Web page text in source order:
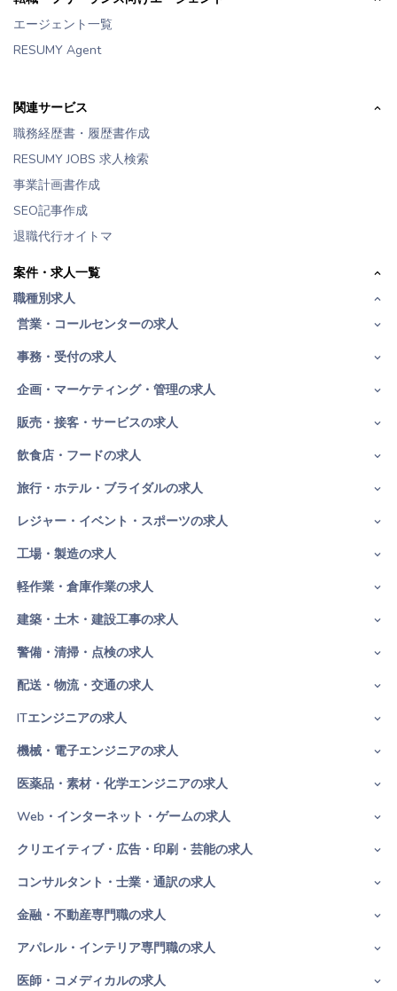
エージェント一覧
RESUMY Agent
関連サービス
職務経歴書・履歴書作成
RESUMY JOBS 求人検索
事業計画書作成
SEO記事作成
退職代行オイトマ
案件・求人一覧
職種別求人
営業・コールセンターの求人
事務・受付の求人
企画・マーケティング・管理の求人
販売・接客・サービスの求人
飲食店・フードの求人
旅行・ホテル・ブライダルの求人
レジャー・イベント・スポーツの求人
工場・製造の求人
軽作業・倉庫作業の求人
建築・土木・建設工事の求人
警備・清掃・点検の求人
配送・物流・交通の求人
ITエンジニアの求人
機械・電子エンジニアの求人
医薬品・素材・化学エンジニアの求人
Web・インターネット・ゲームの求人
クリエイティブ・広告・印刷・芸能の求人
コンサルタント・士業・通訳の求人
金融・不動産専門職の求人
アパレル・インテリア専門職の求人
医師・コメディカルの求人